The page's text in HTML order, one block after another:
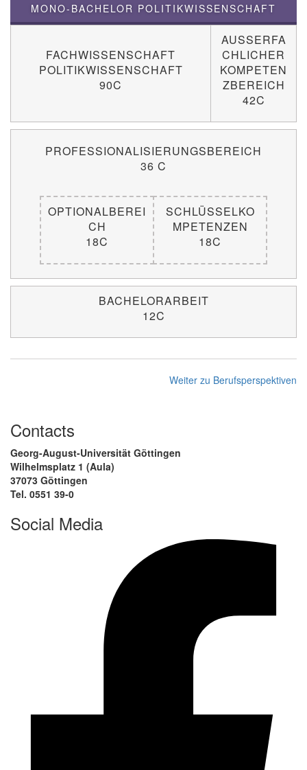
MONO-BACHELOR POLITIKWISSENSCHAFT
FACHWISSENSCHAFT
POLITIKWISSENSCHAFT
90C
AUSSERFA
CHLICHER
KOMPETEN
ZBEREICH
42C
PROFESSIONALISIERUNGSBEREICH
36 C
OPTIONALBEREI
CH
18C
SCHLÜSSELKO
MPETENZEN
18C
BACHELORARBEIT
12C
Weiter zu Berufsperspektiven
Contacts
Georg-August-Universität Göttingen
Wilhelmsplatz 1 (Aula)
37073 Göttingen
Tel. 0551 39-0
Social Media